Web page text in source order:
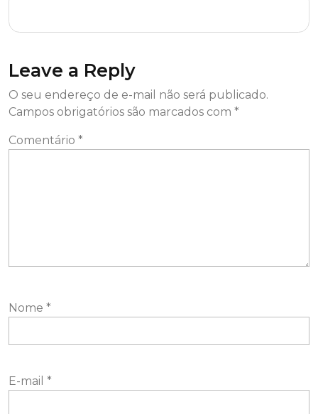
Leave a Reply
O seu endereço de e-mail não será publicado.
Campos obrigatórios são marcados com *
Comentário *
Nome *
E-mail *